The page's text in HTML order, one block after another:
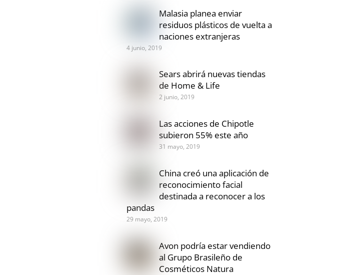
Malasia planea enviar
residuos plásticos de vuelta a
naciones extranjeras
4 junio, 2019
Sears abrirá nuevas tiendas
de Home & Life
2 junio, 2019
Las acciones de Chipotle
subieron 55% este año
31 mayo, 2019
China creó una aplicación de
reconocimiento facial
destinada a reconocer a los
pandas
29 mayo, 2019
Avon podría estar vendiendo
al Grupo Brasileño de
Cosméticos Natura